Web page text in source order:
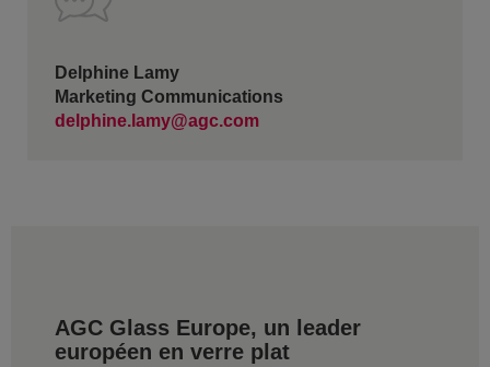
Delphine Lamy
Marketing Communications
delphine.lamy@agc.com
AGC Glass Europe, un leader
européen en verre plat